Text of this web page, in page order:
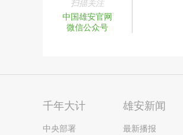
扫描关注
中国雄安官网
微信公众号
千年大计
中央部署
雄安新闻
最新播报